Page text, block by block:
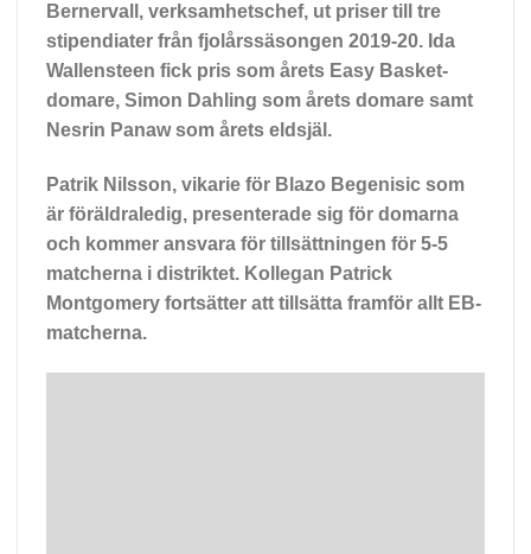
Bernervall, verksamhetschef, ut priser till tre
stipendiater från fjolårssäsongen 2019-20. Ida
Wallensteen fick pris som årets Easy Basket-
domare, Simon Dahling som årets domare samt
Nesrin Panawsom årets eldsjäl.
Patrik Nilsson, vikarie för Blazo Begenisic som
är föräldraledig, presenterade sig för domarna
och kommer ansvara för tillsättningen för 5-5
matcherna i distriktet. Kollegan Patrick
Montgomery fortsätter att tillsätta framför allt EB-
matcherna.